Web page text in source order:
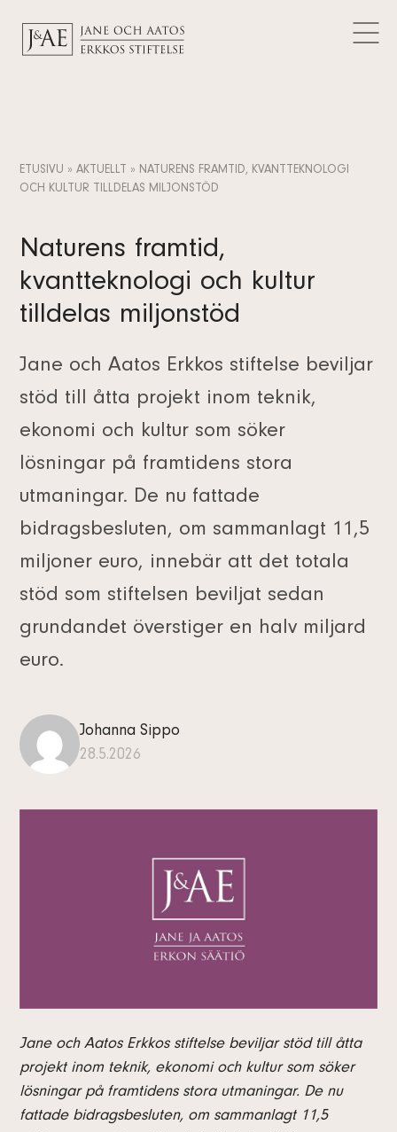
Kontaktuppgifter
AKTUELLT
EN
ETUSIVU »AKTUELLT » NATURENS FRAMTID, KVANTTEKNOLOGI
OCH KULTUR TILLDELAS MILJONSTÖD
Naturens framtid,
kvantteknologi och kultur
tilldelas miljonstöd
Jane och Aatos Erkkos stiftelse beviljar
stöd till åtta projekt inom teknik,
ekonomi och kultur som söker
lösningar på framtidens stora
utmaningar. De nu fattade
bidragsbesluten, om sammanlagt 11,5
miljoner euro, innebär att det totala
stöd som stiftelsen beviljat sedan
grundandet överstiger en halv miljard
euro.
Johanna Sippo
28.5.2026
Jane och Aatos Erkkos stiftelse beviljar stöd till åtta
projekt inom teknik, ekonomi och kultur som söker
lösningar på framtidens stora utmaningar. De nu
fattade bidragsbesluten, om sammanlagt 11,5